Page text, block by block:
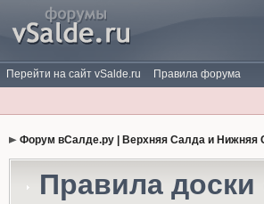
Перейти на сайт vSalde.ru Правила форума
Форум вСалде.ру | Верхняя Салда и Нижняя
Правила